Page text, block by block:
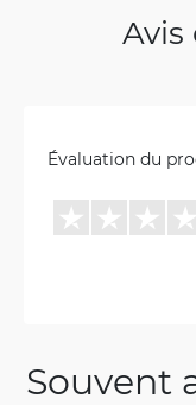
Évaluation du
Souvent